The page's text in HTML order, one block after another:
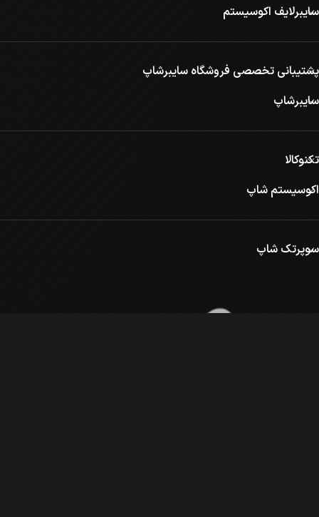
سایبرلایف اکوسیستم
پشتیبانی تخصصی فروشگاه سایبرشاپ
سایبرشاپ
تکنوکالا
اکوسیستم شاپ
سوپرتک شاپ